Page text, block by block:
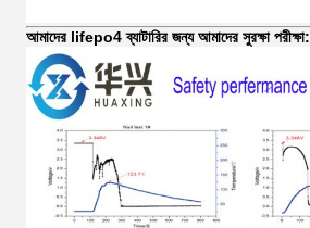
আমাদের lifepo4 ব্যাটারির জন্য আমাদের সুরক্ষা পরীক্ষা: